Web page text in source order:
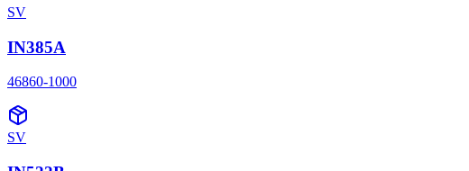
SV
IN385A
46860-1000
SV